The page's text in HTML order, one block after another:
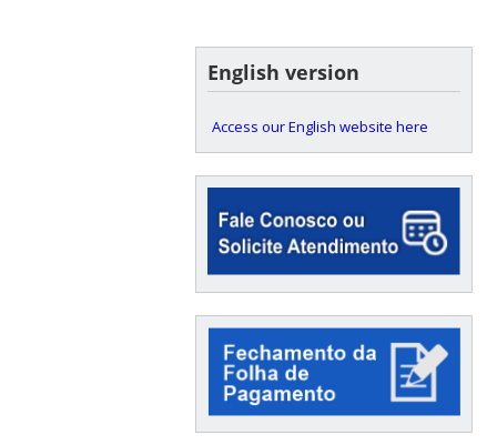
English version
Access our English website here